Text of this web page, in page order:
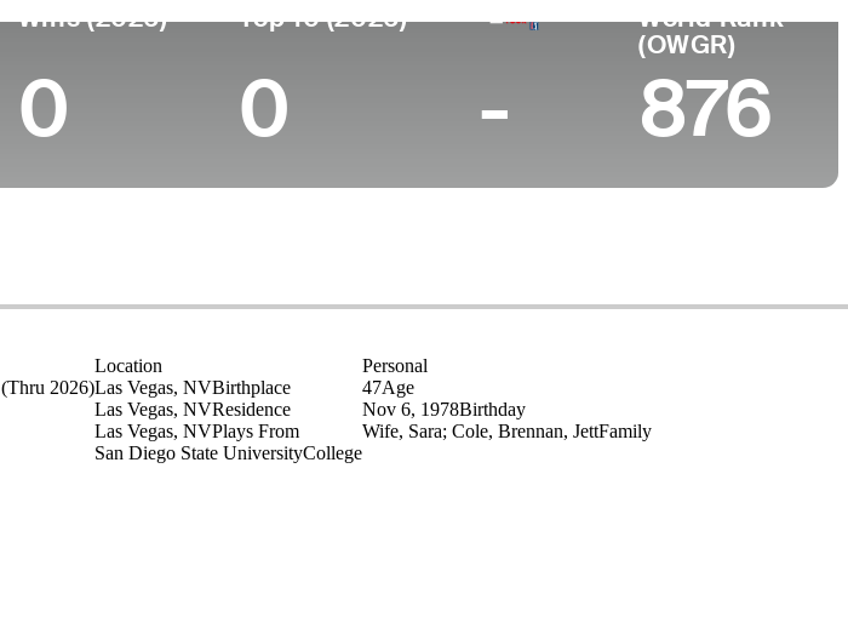
Wins (2026)
0
Top 10 (2026)
0 -
World Rank
(OWGR)
876
(Thru 2026)
Location
Las Vegas, NVBirthplace
Las Vegas, NVResidence
Las Vegas, NVPlays From
San Diego State UniversityCollege
Personal
47Age
Nov 6, 1978Birthday
Wife, Sara; Cole, Brennan, JettFamily